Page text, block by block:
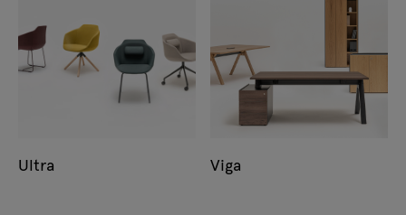
Ultra Viga